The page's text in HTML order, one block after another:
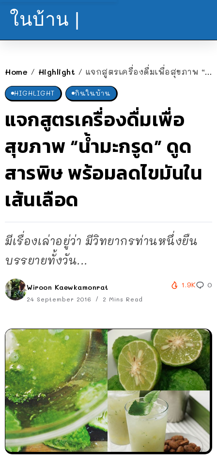
ในบ้าน |
Home / Highlight / แจกสูตรเครื่องดื่มเพื่อสุขภาพ “น้ำมะกรูด” ดูดสารพิษ พร้อมลดไขมันในเส้นเลือด
HIGHLIGHT กินในบ้าน
แจกสูตรเครื่องดื่มเพื่อ
สุขภาพ “น้ำมะกรูด” ดูด
สารพิษ พร้อมลดไขมันใน
เส้นเลือด
มีเรื่องเล่าอยู่ว่า มีวิทยากรท่านหนึ่งยืน
บรรยายทั้งวัน...
Wiroon Kaewkamonrat
24 September 2016 2 Mins Read
1.9K 0